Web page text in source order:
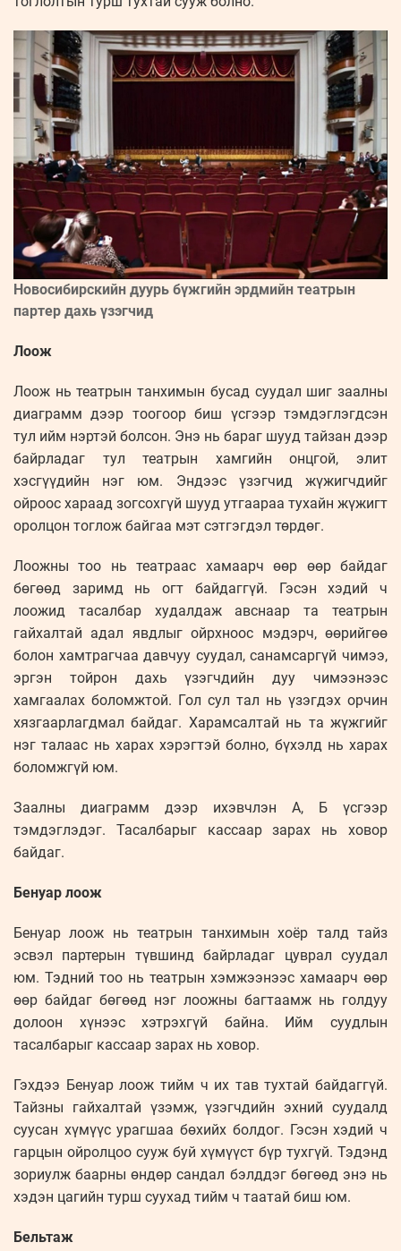
Новосибирскийн дуурь бүжгийн эрдмийн театрын
партер дахь үзэгчид
Лоож
Лоож нь театрын танхимын бусад суудал шиг заалны
диаграмм дээр тоогоор биш үсгээр тэмдэглэгдсэн
тул ийм нэртэй болсон. Энэ нь бараг шууд тайзан дээр
байрладаг тул театрын хамгийн онцгой, элит
хэсгүүдийн нэг юм. Эндээс үзэгчид жүжигчдийг
ойроос хараад зогсохгүй шууд утгаараа тухайн жүжигт
оролцон тоглож байгаа мэт сэтгэгдэл төрдөг.
Лоожны тоо нь театраас хамаарч өөр өөр байдаг
бөгөөд заримд нь огт байдаггүй. Гэсэн хэдий ч
лоожид тасалбар худалдаж авснаар та театрын
гайхалтай адал явдлыг ойрхноос мэдэрч, өөрийгөө
болон хамтрагчаа давчуу суудал, санамсаргүй чимээ,
эргэн тойрон дахь үзэгчдийн дуу чимээнээс
хамгаалах боломжтой. Гол сул тал нь үзэгдэх орчин
хязгаарлагдмал байдаг. Харамсалтай нь та жүжгийг
нэг талаас нь харах хэрэгтэй болно, бүхэлд нь харах
боломжгүй юм.
Заалны диаграмм дээр ихэвчлэн А, Б үсгээр
тэмдэглэдэг. Тасалбарыг кассаар зарах нь ховор
байдаг.
Бенуар лоож
Бенуар лоож нь театрын танхимын хоёр талд тайз
эсвэл партерын түвшинд байрладаг цуврал суудал
юм. Тэдний тоо нь театрын хэмжээнээс хамаарч өөр
өөр байдаг бөгөөд нэг лоожны багтаамж нь голдуу
долоон хүнээс хэтрэхгүй байна. Ийм суудлын
тасалбарыг кассаар зарах нь ховор.
Гэхдээ Бенуар лоож тийм ч их тав тухтай байдаггүй.
Тайзны гайхалтай үзэмж, үзэгчдийн эхний суудалд
суусан хүмүүс урагшаа бөхийх болдог. Гэсэн хэдий ч
гарцын ойролцоо сууж буй хүмүүст бүр тухгүй. Тэдэнд
зориулж баарны өндөр сандал бэлддэг бөгөөд энэ нь
хэдэн цагийн турш суухад тийм ч таатай биш юм.
Бельтаж